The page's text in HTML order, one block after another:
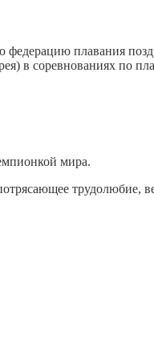
плавания
в соревнованиях по
мира.
трудолюбие,